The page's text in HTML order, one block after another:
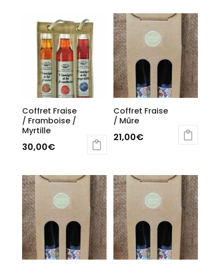
Coffret Fraise
/ Framboise /
Myrtille
30,00€
Coffret Fraise
/ Mûre
21,00€